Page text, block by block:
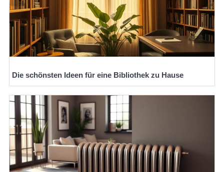
Die schönsten Ideen für eine Bibliothek zu Hause